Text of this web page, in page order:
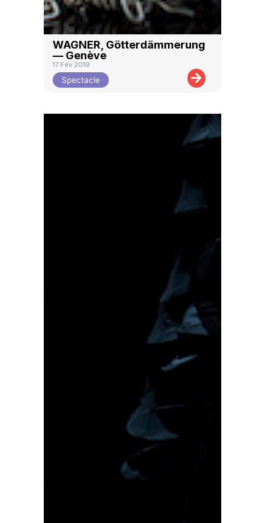
WAGNER, Götterdämmerung
— Genève
17 Fév 2019
Spectacle